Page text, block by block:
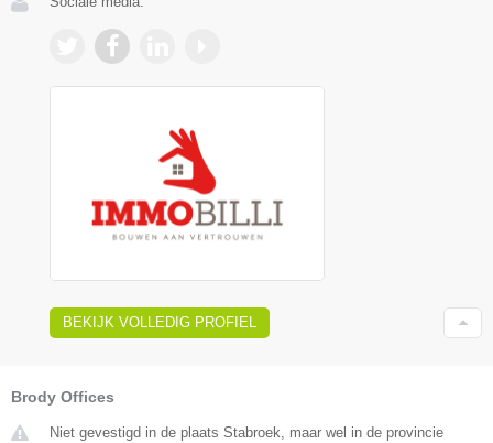
BEKIJK VOLLEDIG PROFIEL
Brody Offices
Niet gevestigd in de plaats Stabroek, maar wel in de provincie